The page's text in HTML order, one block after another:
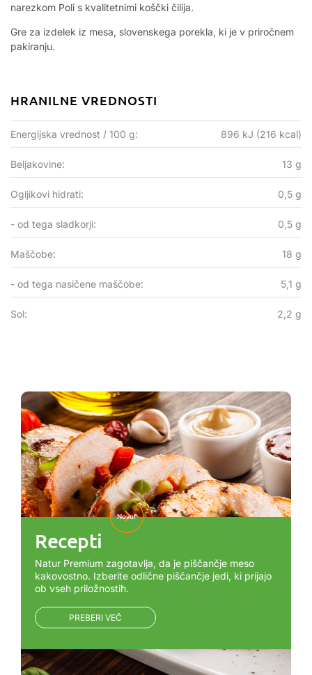
narezkom Poli s kvalitetnimi koščki čilija.
Gre za izdelek iz mesa, slovenskega porekla, ki je v priročnem
pakiranju.
HRANILNE VREDNOSTI
Energijska vrednost / 100 g: 896 kJ (216 kcal)
Beljakovine: 13 g
Ogljikovi hidrati: 0,5 g
- od tega sladkorji: 0,5 g
Maščobe: 18 g
- od tega nasičene maščobe: 5,1 g
Sol: 2,2 g
Recepti
Novo!
Natur Premium zagotavlja, da je piščančje meso
kakovostno. Izberite odlične piščančje jedi, ki prijajo
ob vseh priložnostih.
PREBERI VEČ